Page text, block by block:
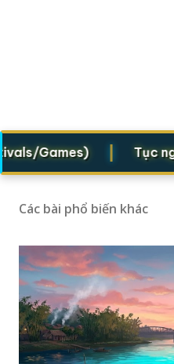
Games) | Tục ngữ
Các bài phổ biến khác